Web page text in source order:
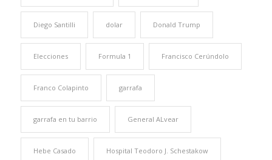
Diego Santilli dolar Donald Trump
Elecciones Formula 1 Francisco Cerúndolo
Franco Colapinto garrafa
garrafa en tu barrio General ALvear
Hebe Casado Hospital Teodoro J. Schestakow